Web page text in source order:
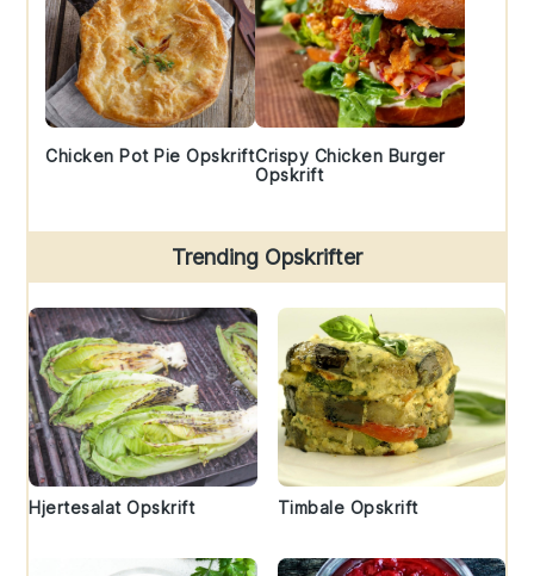
Chicken Pot Pie OpskriftCrispy Chicken Burger
Opskrift
Trending Opskrifter
Hjertesalat Opskrift Timbale Opskrift